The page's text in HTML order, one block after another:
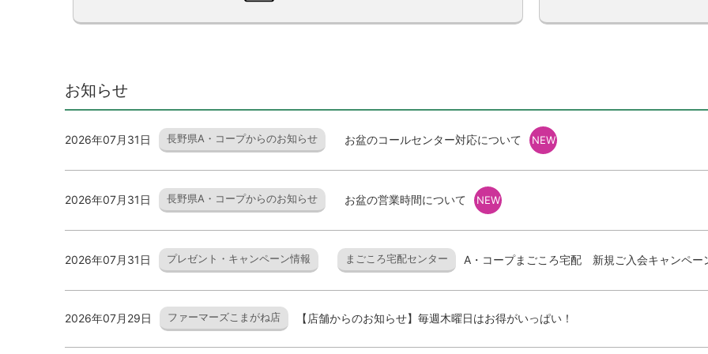
お知らせ
2026年07月31日 長野県A・コープからのお知らせ お盆のコールセンター対応について NEW
2026年07月31日 長野県A・コープからのお知らせ お盆の営業時間について NEW
2026年07月31日 プレゼント・キャンペーン情報 まごころ宅配センター A・コープまごころ宅配 新規ご入会キャンペー
2026年07月29日 ファーマーズこまがね店 【店舗からのお知らせ】毎週木曜日はお得がいっぱい！